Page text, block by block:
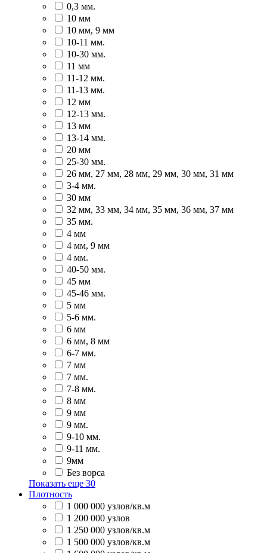
0,3 мм.
10 мм
10 мм, 9 мм
10-11 мм.
10-30 мм.
11 мм
11-12 мм.
11-13 мм.
12 мм
12-13 мм.
13 мм
13-14 мм.
20 мм
25-30 мм.
26 мм, 27 мм, 28 мм, 29 мм, 30 мм, 31 мм
3-4 мм.
30 мм
32 мм, 33 мм, 34 мм, 35 мм, 36 мм, 37 мм
35 мм.
4 мм
4 мм, 9 мм
4 мм.
40-50 мм.
45 мм
45-46 мм.
5 мм
5-6 мм.
6 мм
6 мм, 8 мм
6-7 мм.
7 мм
7 мм.
7-8 мм.
8 мм
9 мм
9 мм.
9-10 мм.
9-11 мм.
9мм
Без ворса
Показать еще 30
Плотность
1 000 000 узлов/кв.м
1 200 000 узлов
1 250 000 узлов/кв.м
1 500 000 узлов/кв.м